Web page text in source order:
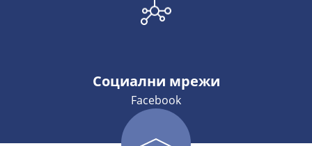
Социални мрежи
Facebook